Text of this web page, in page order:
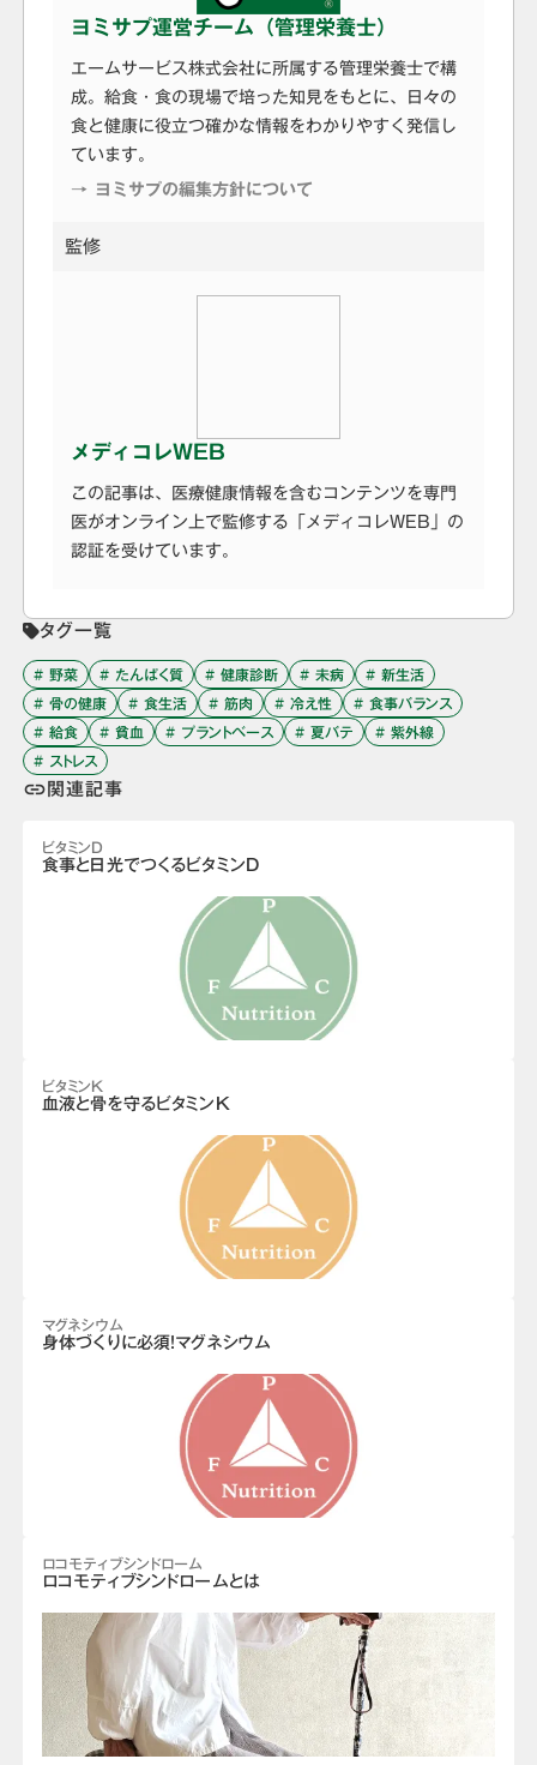
ヨミサプ運営チーム（管理栄養士）
エームサービス株式会社に所属する管理栄養士で構
成。給食・食の現場で培った知見をもとに、日々の
食と健康に役立つ確かな情報をわかりやすく発信し
ています。
→ ヨミサプの編集方針について
監修
メディコレWEB
この記事は、医療健康情報を含むコンテンツを専門
医がオンライン上で監修する「メディコレWEB」の
認証を受けています。
タグ一覧
# 野菜 # たんぱく質 # 健康診断 # 未病
# 新生活
# 骨の健康
# 食生活 # 筋肉 # 冷え性
# 食事バランス
# 給食
# 貧血 # プラントベース # 夏バテ
# 紫外線
# ストレス
link関連記事
ビタミンD
食事と日光でつくるビタミンD
ビタミンK
血液と骨を守るビタミンK
マグネシウム
身体づくりに必須！マグネシウム
ロコモティブシンドローム
ロコモティブシンドロームとは